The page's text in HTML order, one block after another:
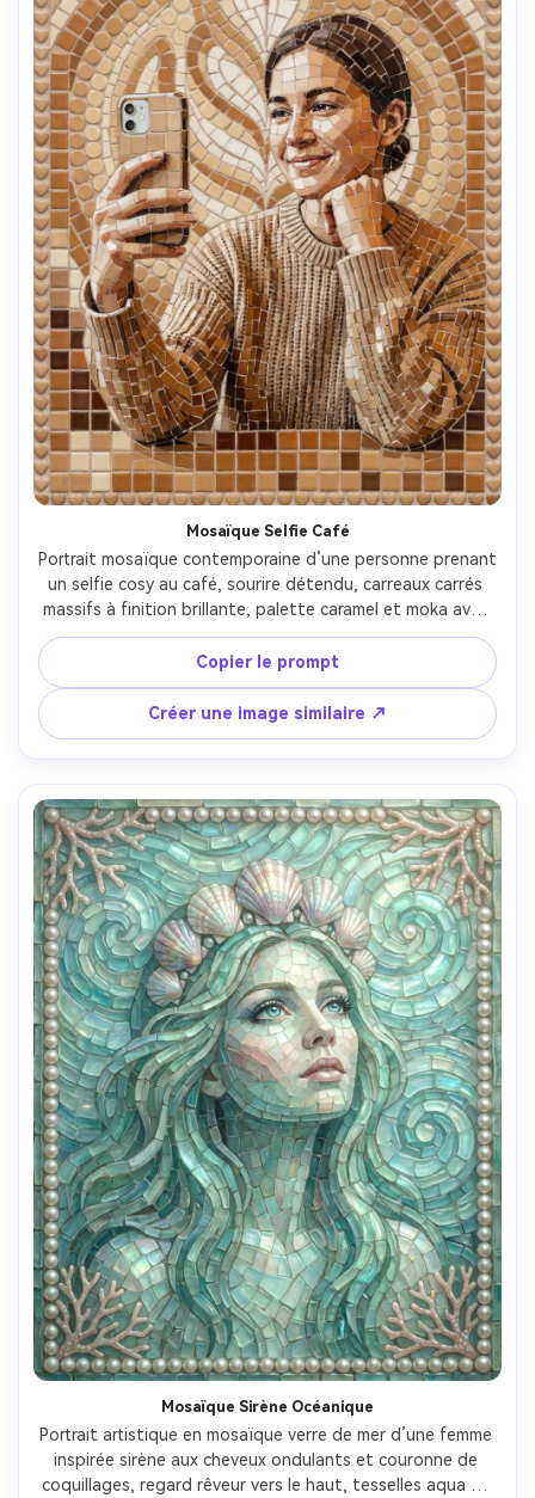
Mosaïque Selfie Café
Portrait mosaïque contemporaine d’une personne prenant
un selfie cosy au café, sourire détendu, carreaux carrés
massifs à finition brillante, palette caramel et moka avec
reflets crémeux, fond latte-art en tesselles circulaires,
bordure minimale avec petits carreaux cœur, ambiance
conviviale du quotidien, espacement des carreaux et
contours nets très détaillés, objectif 85mm, faible
profondeur de champ --ar 4:5
Copier le prompt
Créer une image similaire ↗
Mosaïque Sirène Océanique
Portrait artistique en mosaïque verre de mer d’une femme
inspirée sirène aux cheveux ondulants et couronne de
coquillages, regard rêveur vers le haut, tesselles aqua et